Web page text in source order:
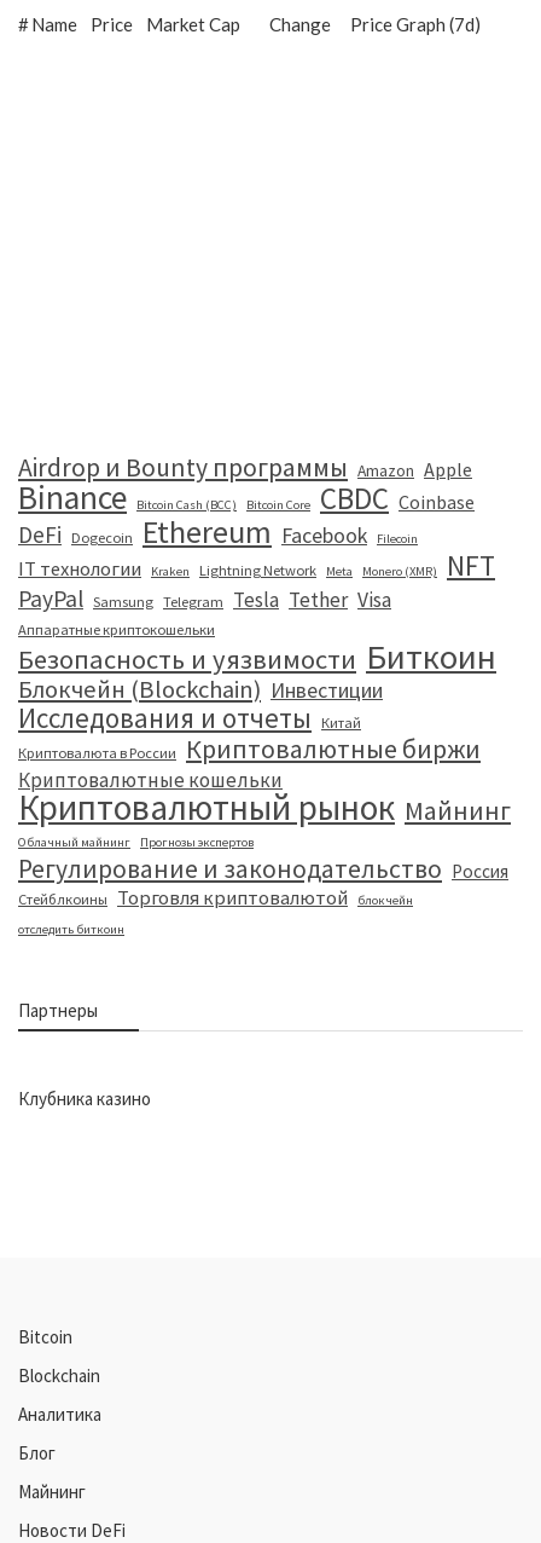
#Name Price Market Cap Change Price Graph (7d)
Airdrop и Bounty программы Amazon Apple
Binance Bitcoin Cash (BCC) Bitcoin Core CBDC Coinbase
DeFi Dogecoin Ethereum Facebook Filecoin
IT технологии Kraken Lightning Network Meta Monero (XMR) NFT
PayPal Samsung Telegram Tesla Tether Visa
Аппаратные криптокошельки
Безопасность и уязвимости Биткоин
Блокчейн (Blockchain) Инвестиции
Исследования и отчеты
Китай
Криптовалюта в России
Криптовалютные биржи
Криптовалютные кошельки
Криптовалютный рынок Майнинг
Облачный майнинг Прогнозы экспертов
Регулирование и законодательство Россия
Стейблкоины Торговля криптовалютой
блокчейн
отследить биткоин
Партнеры
Клубника казино
Bitcoin
Blockchain
Аналитика
Блог
Майнинг
Новости DeFi